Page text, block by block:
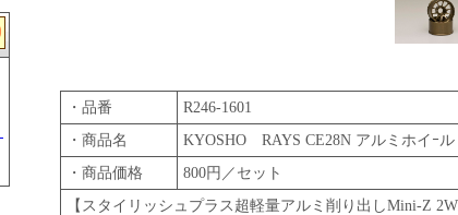
・品番
R246-1601
・商品名
KYOSHO RAYS CE28N アルミホイｰル
・商品価格
800円／セット
【スタイリッシュプラス超軽量アルミ削り出しMini-Z